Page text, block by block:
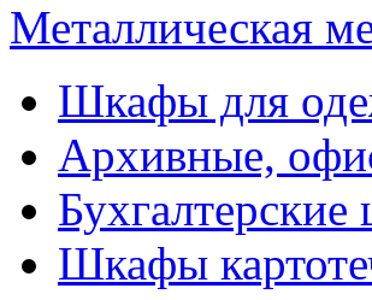
Металлическая
Шкафы для
Архивные,
Шкафы